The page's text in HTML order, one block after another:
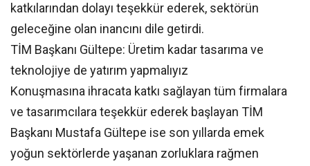
katkılarından dolayı teşekkür ederek, sektörün
geleceğine olan inancını dile getirdi.
TİM Başkanı Gültepe: Üretim kadar tasarıma ve
teknolojiye de yatırım yapmalıyız
Konuşmasına ihracata katkı sağlayan tüm firmalara
ve tasarımcılara teşekkür ederek başlayan TİM
Başkanı Mustafa Gültepe ise son yıllarda emek
yoğun sektörlerde yaşanan zorluklara rağmen